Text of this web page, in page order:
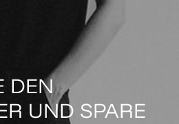
DEN
UND SPARE